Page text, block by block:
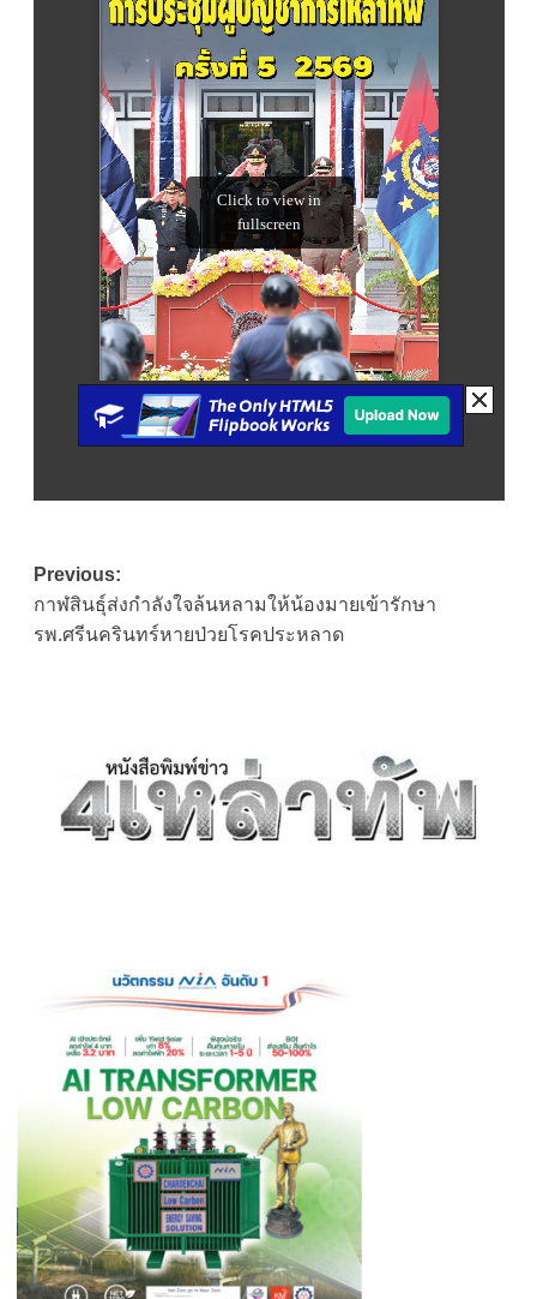
Post
navigation
Previous:
กาฬสินธุ์ส่งกำลังใจล้นหลามให้น้องมายเข้ารักษา
รพ.ศรีนครินทร์หายป่วยโรคประหลาด